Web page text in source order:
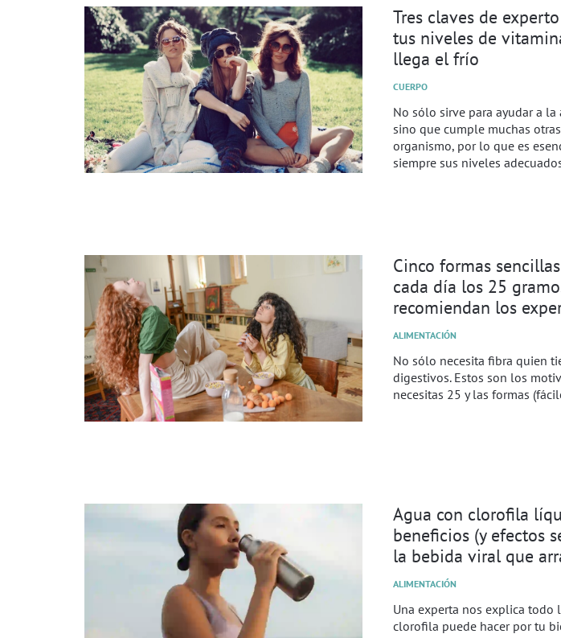
Tres claves de
tus niveles de
llega el frío
CUERPO
No sólo sirve para ayudar a
sino que cumple muchas
organismo, por lo que es
siempre sus niveles
Cinco formas
cada día los 25
recomiendan los
ALIMENTACIÓN
No sólo necesita fibra quien
digestivos. Estos son los
necesitas 25 y las formas
Agua con clorofila
beneficios (y efectos
la bebida viral que
ALIMENTACIÓN
Una experta nos explica todo
clorofila puede hacer por tu